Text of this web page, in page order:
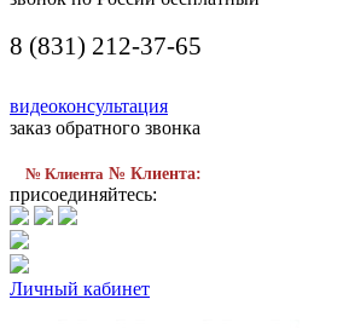
8 (831) 212-37-65
видеоконсультация
заказ обратного звонка
№ Клиента № Клиента:
присоединяйтесь:
Личный кабинет